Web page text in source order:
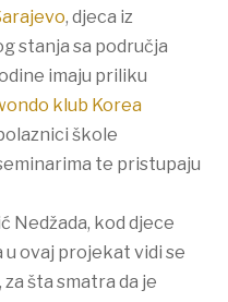
, djeca iz
stanja sa područja
imaju priliku
klub Korea
škole
te pristupaju
Nedžada, kod djece
u ovaj projekat vidi se
šta smatra da je